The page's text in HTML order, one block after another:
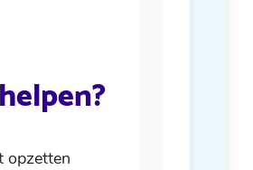
opzetten